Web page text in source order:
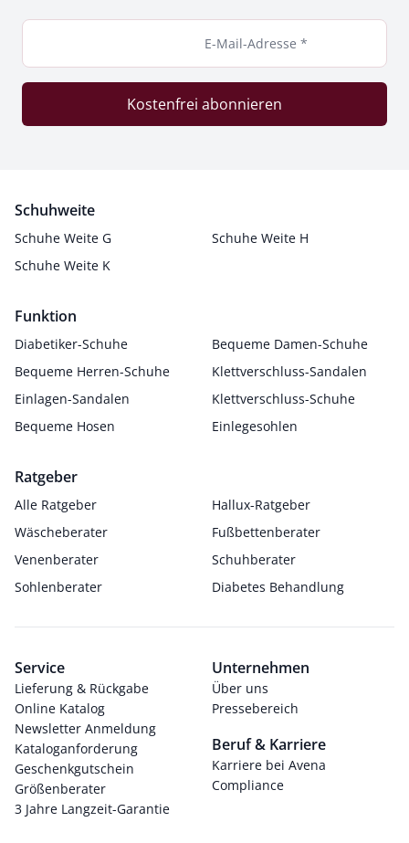
E-Mail-Adresse *
Kostenfrei abonnieren
Schuhweite
Schuhe Weite G
Schuhe Weite H
Schuhe Weite K
Funktion
Diabetiker-Schuhe
Bequeme Damen-Schuhe
Bequeme Herren-Schuhe
Klettverschluss-Sandalen
Einlagen-Sandalen
Klettverschluss-Schuhe
Bequeme Hosen
Einlegesohlen
Ratgeber
Alle Ratgeber
Hallux-Ratgeber
Wäscheberater
Fußbettenberater
Venenberater
Schuhberater
Sohlenberater
Diabetes Behandlung
Service
Lieferung & Rückgabe
Online Katalog
Newsletter Anmeldung
Kataloganforderung
Geschenkgutschein
Größenberater
3 Jahre Langzeit-Garantie
Unternehmen
Über uns
Pressebereich
Beruf & Karriere
Karriere bei Avena
Compliance